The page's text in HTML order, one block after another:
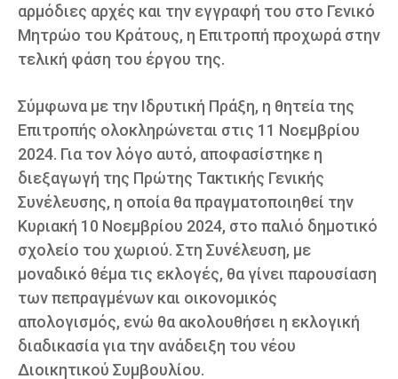
αρμόδιες αρχές και την εγγραφή του στο Γενικό
Μητρώο του Κράτους, η Επιτροπή προχωρά στην
τελική φάση του έργου της.
Σύμφωνα με την Ιδρυτική Πράξη, η θητεία της
Επιτροπής ολοκληρώνεται στις 11 Νοεμβρίου
2024. Για τον λόγο αυτό, αποφασίστηκε η
διεξαγωγή της Πρώτης Τακτικής Γενικής
Συνέλευσης, η οποία θα πραγματοποιηθεί την
Κυριακή 10 Νοεμβρίου 2024, στο παλιό δημοτικό
σχολείο του χωριού. Στη Συνέλευση, με
μοναδικό θέμα τις εκλογές, θα γίνει παρουσίαση
των πεπραγμένων και οικονομικός
απολογισμός, ενώ θα ακολουθήσει η εκλογική
διαδικασία για την ανάδειξη του νέου
Διοικητικού Συμβουλίου.